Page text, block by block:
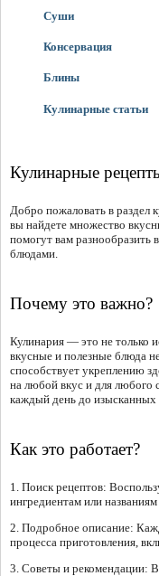
Суши
Консервация
Блины
Кулинарные статьи
Кулинарные
Добро пожаловать в раздел
вы найдете множество
помогут вам
блюдами.
Почему это важно?
Кулинария — это не только
вкусные и полезные блюда
способствует укреплению
на любой вкус и для любого
каждый день до
Как это работает?
1. Поиск рецептов:
ингредиентам или названиям
2. Подробное описание:
процесса приготовления,
3. Советы и рекомендации: